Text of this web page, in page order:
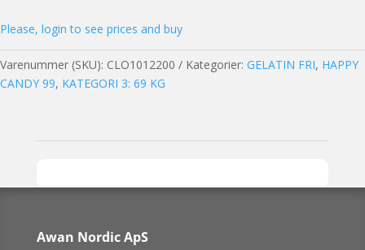
Please, login to see prices and buy
Varenummer (SKU): CLO1012200 Kategorier: GELATIN FRI, HAPPY
CANDY 99, KATEGORI 3: 69 KG
Awan Nordic ApS